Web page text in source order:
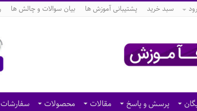
سبد خرید پشتیبانی آموزش ها بیان سوالات و چالش ها
پرسش و پاسخ مقالات محصولات